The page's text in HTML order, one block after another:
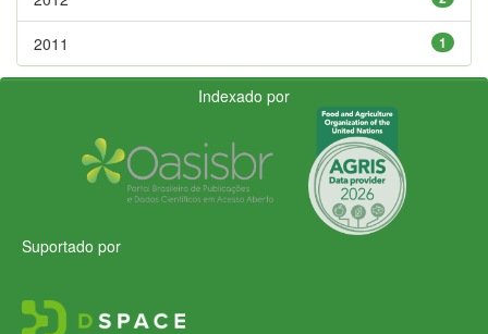
1
2011
Indexado por
Suportado por